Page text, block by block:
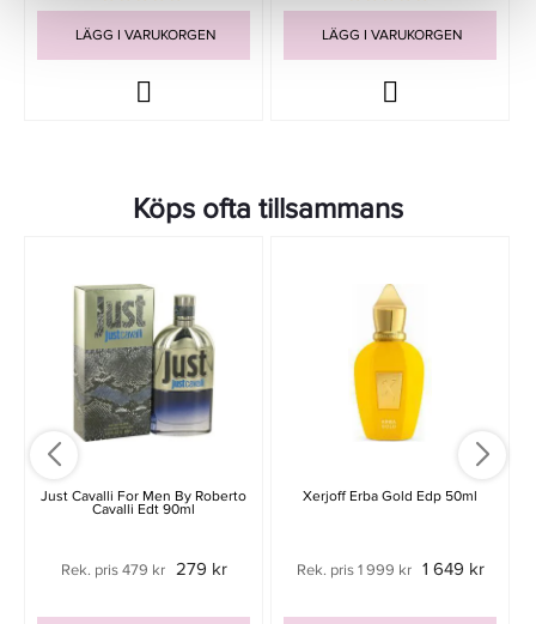
LÄGG I VARUKORGEN LÄGG I VARUKORGEN
Köps ofta tillsammans
Just Cavalli For Men By Roberto
Cavalli Edt 90ml
Rek. pris 479 kr 279 kr
Xerjoff Erba Gold Edp 50ml
Rek. pris 1 999 kr 1 649 kr